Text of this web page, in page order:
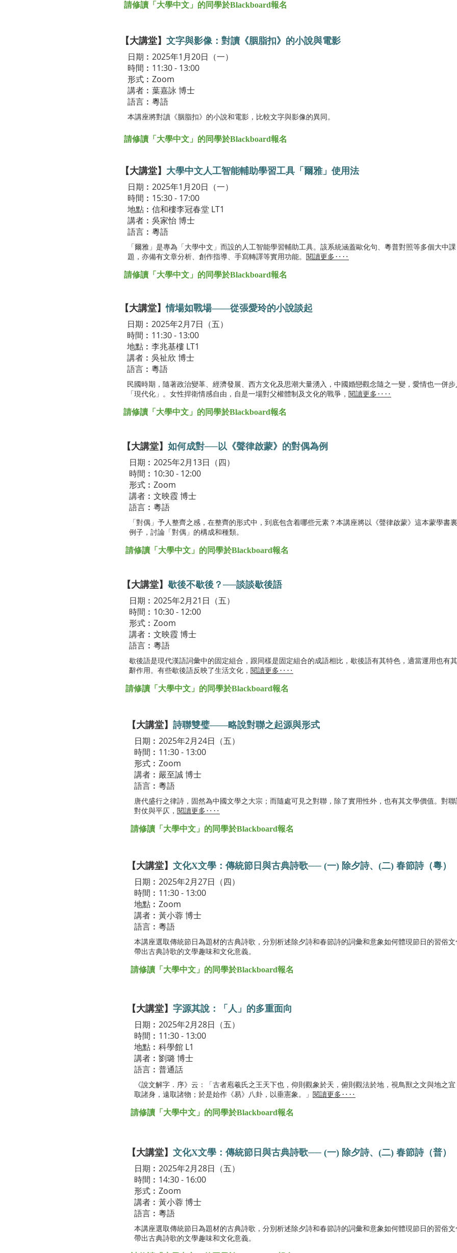
請修讀「大學中文」的同學於Blackboard報名
【大講堂】 文字與影像：對讀《胭脂扣》的小說與電影
日期︰2025年1月20日（一）
時間︰11:30 - 13:00
形式︰Zoom
講者︰葉嘉詠 博士
語言︰粵語
本講座將對讀《胭脂扣》的小說和電影，比較文字與影像的異同。
請修讀「大學中文」的同學於Blackboard報名
【大講堂】 大學中文人工智能輔助學習工具「爾雅」使用法
日期︰2025年1月20日（一）
時間︰15:30 - 17:00
地點︰信和樓李冠春堂 LT1
講者︰吳家怡 博士
語言︰粵語
「爾雅」是專為「大學中文」而設的人工智能學習輔助工具。該系統涵蓋歐化句、粵普對照等多個大中課
題，亦備有文章分析、創作指導、手寫轉譯等實用功能。 閱讀更多‥‥
請修讀「大學中文」的同學於Blackboard報名
【大講堂】情場如戰場——從張愛玲的小說談起
日期︰2025年2月7日（五）
時間︰11:30 - 13:00
地點︰李兆基樓 LT1
講者︰吳祉欣 博士
語言︰粵語
民國時期，隨著政治變革、經濟發展、西方文化及思潮大量湧入，中國婚戀觀念隨之一變，愛情也一併
「現代化」。女性捍衛情感自由，自是一場對父權體制及文化的戰爭， 閱讀更多‥‥
請修讀「大學中文」的同學於Blackboard報名
【大講堂】 如何成對──以《聲律啟蒙》的對偶為例
日期︰2025年2月13日（四）
時間︰10:30 - 12:00
形式︰Zoom
講者︰文映霞 博士
語言︰粵語
「對偶」予人整齊之感，在整齊的形式中，到底包含着哪些元素？本講座將以《聲律啟蒙》這本蒙學書
例子，討論「對偶」的構成和種類。
請修讀「大學中文」的同學於Blackboard報名
【大講堂】 歇後不歇後？──談談歇後語
日期︰2025年2月21日（五）
時間︰10:30 - 12:00
形式︰Zoom
講者︰文映霞 博士
語言︰粵語
歇後語是現代漢語詞彙中的固定組合，跟同樣是固定組合的成語相比，歇後語有其特色，適當運用也有
辭作用。有些歇後語反映了生活文化， 閱讀更多‥‥
請修讀「大學中文」的同學於Blackboard報名
【大講堂】 詩聯雙璧——略說對聯之起源與形式
日期︰2025年2月24日（五）
時間︰11:30 - 13:00
形式︰Zoom
講者︰嚴至誠 博士
語言︰粵語
唐代盛行之律詩，固然為中國文學之大宗；而隨處可見之對聯，除了實用性外，也有其文學價值。對
對仗與平仄， 閱讀更多‥‥
請修讀「大學中文」的同學於Blackboard報名
【大講堂】 文化X文學：傳統節日與古典詩歌── (一) 除夕詩、(二) 春節詩（粵）
日期︰2025年2月27日（四）
時間︰11:30 - 13:00
地點︰Zoom
講者︰黃小蓉 博士
語言︰粵語
本講座選取傳統節日為題材的古典詩歌，分別析述除夕詩和春節詩的詞彙和意象如何體現節日的習俗
帶出古典詩歌的文學趣味和文化意義。
請修讀「大學中文」的同學於Blackboard報名
【大講堂】 字源其說：「人」的多重面向
日期︰2025年2月28日（五）
時間︰11:30 - 13:00
地點︰科學館 L1
講者︰劉璐 博士
語言︰普通話
《說文解字．序》云：「古者庖羲氏之王天下也，仰則觀象於天，俯則觀法於地，視鳥獸之文與地之
取諸身，遠取諸物；於是始作《易》八卦，以垂憲象。」 閱讀更多‥‥
請修讀「大學中文」的同學於Blackboard報名
【大講堂】 文化X文學：傳統節日與古典詩歌── (一) 除夕詩、(二) 春節詩（普）
日期︰2025年2月28日（五）
時間︰14:30 - 16:00
形式︰Zoom
講者︰黃小蓉 博士
語言︰粵語
本講座選取傳統節日為題材的古典詩歌，分別析述除夕詩和春節詩的詞彙和意象如何體現節日的習俗
帶出古典詩歌的文學趣味和文化意義。